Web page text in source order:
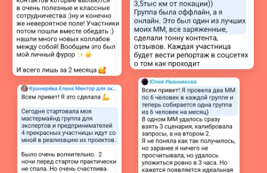
Тест: Подходят ли тебе
группы и есть ли в них твой
Подарок за регистрацию
Вопросы, которые
волнуют почти каждого